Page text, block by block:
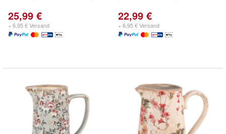
25,99 €
+ 6,95 € Versand
22,99 €
+ 6,95 € Versand